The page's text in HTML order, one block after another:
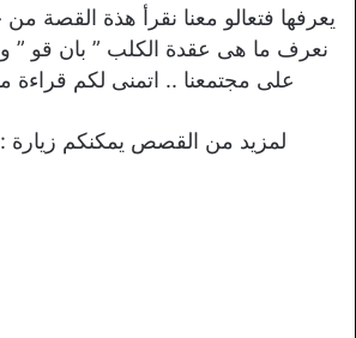
يعرفها فتعالو معنا نقرأ هذة القصة
نعرف ما هى عقدة الكلب ” بان قو ”
على مجتمعنا .. اتمنى لكم قراءة
لمزيد من القصص يمكنكم زيارة :